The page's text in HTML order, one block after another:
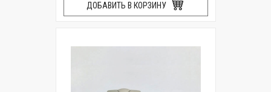
ДОБАВИТЬ В КОРЗИНУ